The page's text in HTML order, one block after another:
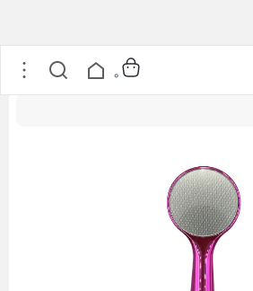
سوهان کف پا دوطرفه صورتی لیزری
0